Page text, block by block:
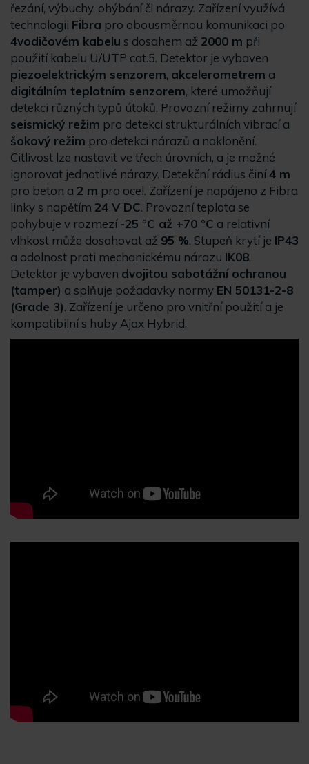
řezání, výbuchy, ohýbání či nárazy. Zařízení využívá
technologii Fibra pro obousměrnou komunikaci po
4vodičovém kabelu s dosahem až 2000 m při
použití kabelu U/UTP cat.5. Detektor je vybaven
piezoelektrickým senzorem, akcelerometrem a
digitálním teplotním senzorem, které umožňují
detekci různých typů útoků. Provozní režimy zahrnují
seismický režim pro detekci strukturálních vibrací a
šokový režim pro detekci nárazů a naklonění.
Citlivost lze nastavit ve třech úrovních, a je možné
ignorovat jednotlivé nárazy. Detekční rádius činí4 m
pro beton a 2 m pro ocel. Zařízení je napájeno z Fibra
linky s napětím 24 V DC. Provozní teplota se
pohybuje v rozmezí-25 °C až +70 °C a relativní
vlhkost může dosahovat až 95 %. Stupeň krytí je IP43
a odolnost proti mechanickému nárazu IK08.
Detektor je vybaven dvojitou sabotážní ochranou
(tamper) a splňuje požadavky normy EN 50131-2-8
(Grade 3). Zařízení je určeno pro vnitřní použití a je
kompatibilní s huby Ajax Hybrid.